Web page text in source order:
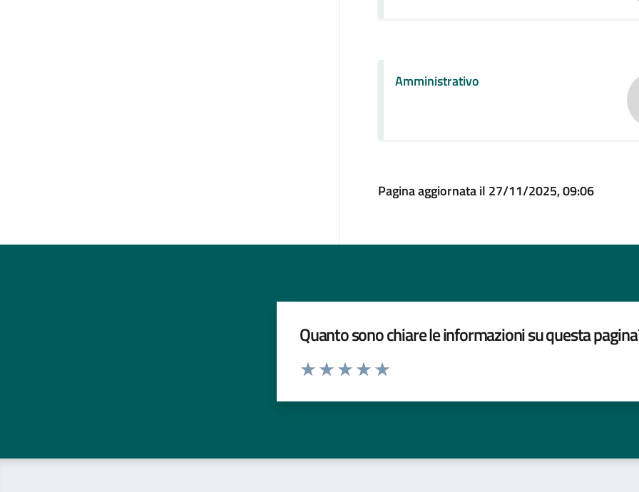
Amministrativo
Pagina aggiornata il 27/11/2025, 09:06
Quanto sono chiare le informazioni su questa
Valuta da 1 a 5 stelle la pagina